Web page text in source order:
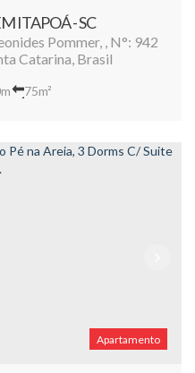
ITAPOÁ - SC
Pommer , N°: 942
Catarina, Brasil
75m²
Apartamento